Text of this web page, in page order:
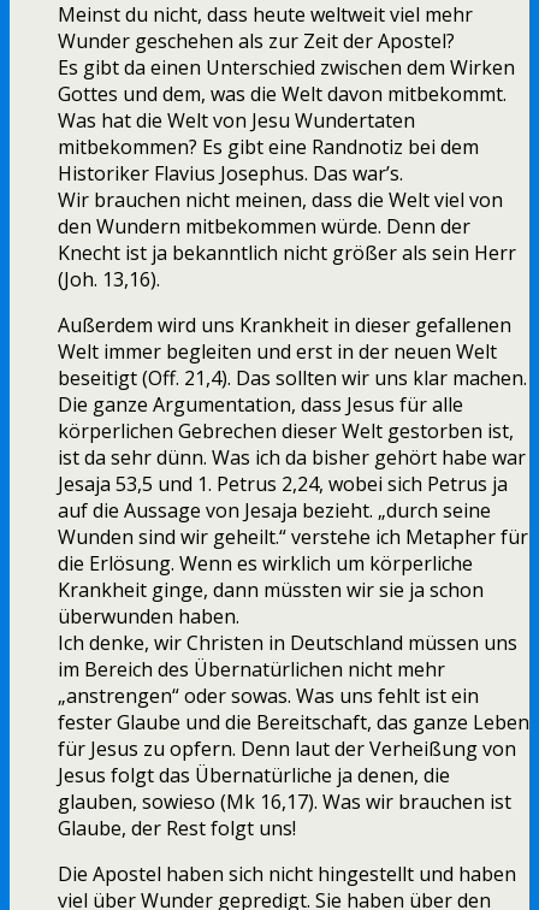
Meinst du nicht, dass heute weltweit viel mehr
Wunder geschehen als zur Zeit der Apostel?
Es gibt da einen Unterschied zwischen dem Wirken
Gottes und dem, was die Welt davon mitbekommt.
Was hat die Welt von Jesu Wundertaten
mitbekommen? Es gibt eine Randnotiz bei dem
Historiker Flavius Josephus. Das war’s.
Wir brauchen nicht meinen, dass die Welt viel von
den Wundern mitbekommen würde. Denn der
Knecht ist ja bekanntlich nicht größer als sein Herr
(Joh. 13,16).
Außerdem wird uns Krankheit in dieser gefallenen
Welt immer begleiten und erst in der neuen Welt
beseitigt (Off. 21,4). Das sollten wir uns klar machen.
Die ganze Argumentation, dass Jesus für alle
körperlichen Gebrechen dieser Welt gestorben ist,
ist da sehr dünn. Was ich da bisher gehört habe war
Jesaja 53,5 und 1. Petrus 2,24, wobei sich Petrus ja
auf die Aussage von Jesaja bezieht. „durch seine
Wunden sind wir geheilt.“ verstehe ich Metapher für
die Erlösung. Wenn es wirklich um körperliche
Krankheit ginge, dann müssten wir sie ja schon
überwunden haben.
Ich denke, wir Christen in Deutschland müssen uns
im Bereich des Übernatürlichen nicht mehr
„anstrengen“ oder sowas. Was uns fehlt ist ein
fester Glaube und die Bereitschaft, das ganze Leben
für Jesus zu opfern. Denn laut der Verheißung von
Jesus folgt das Übernatürliche ja denen, die
glauben, sowieso (Mk 16,17). Was wir brauchen ist
Glaube, der Rest folgt uns!
Die Apostel haben sich nicht hingestellt und haben
viel über Wunder gepredigt. Sie haben über den